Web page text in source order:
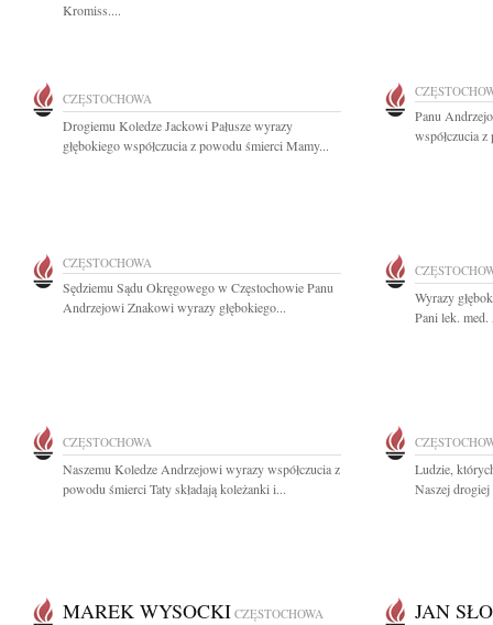
Kromiss....
CZĘSTOCHOWA
Drogiemu Koledze Jackowi Pałusze wyrazy
głębokiego współczucia z powodu śmierci Mamy...
Panu
współczucia
CZĘSTOCHOWA
Sędziemu Sądu Okręgowego w Częstochowie Panu
Andrzejowi Znakowi wyrazy głębokiego...
Wyrazy
Pani lek.
CZĘSTOCHOWA
Naszemu Koledze Andrzejowi wyrazy współczucia z
powodu śmierci Taty składają koleżanki i...
Ludzie,
Naszej
MAREK WYSOCKI CZĘSTOCHOWA JAN